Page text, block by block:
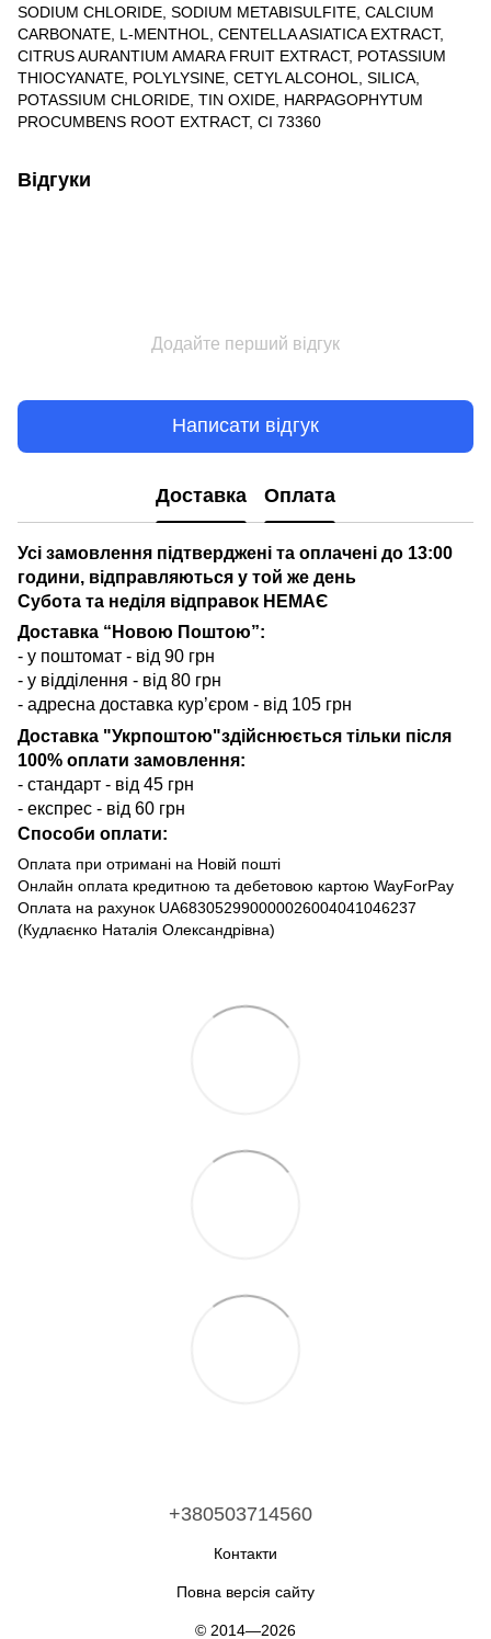
SODIUM CHLORIDE, SODIUM METABISULFITE, CALCIUM
CARBONATE, L-MENTHOL, CENTELLA ASIATICA EXTRACT,
CITRUS AURANTIUM AMARA FRUIT EXTRACT, POTASSIUM
THIOCYANATE, POLYLYSINE, CETYL ALCOHOL, SILICA,
POTASSIUM CHLORIDE, TIN OXIDE, HARPAGOPHYTUM
PROCUMBENS ROOT EXTRACT, CI 73360
Відгуки
Додайте перший відгук
Написати відгук
Доставка Оплата
Усі замовлення підтверджені та оплачені до 13:00
години, відправляються у той же день
Субота та неділя відправок НЕМАЄ
Доставка “Новою Поштою”:
- у поштомат - від 90 грн
- у відділення - від 80 грн
- адресна доставка кур’єром - від 105 грн
Доставка "Укрпоштою"здійснюється тільки після
100% оплати замовлення:
- стандарт - від 45 грн
- експрес - від 60 грн
Способи оплати:
Оплата при отримані на Новій пошті
Онлайн оплата кредитною та дебетовою картою WayForPay
Оплата на рахунок UA683052990000026004041046237
(Кудлаєнко Наталія Олександрівна)
+380503714560
Контакти
Повна версія сайту
© 2014—2026